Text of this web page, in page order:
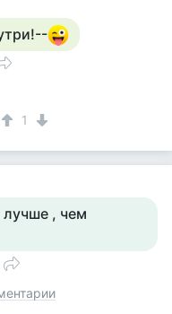
1
, чем